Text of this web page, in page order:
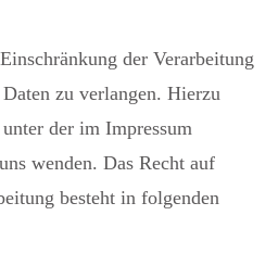
der Verarbeitung
zu verlangen. Hierzu
der im Impressum
wenden. Das Recht auf
besteht in folgenden